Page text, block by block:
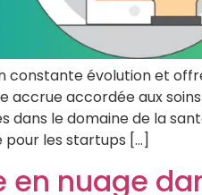
constante évolution et
accrue accordée aux
dans le domaine de la
les startups [...]